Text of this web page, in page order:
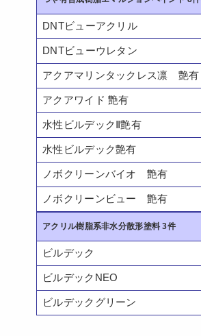
DNTビューアクリル
DNTビューウレタン
アクアマリンタックレス凛 艶有
アクアワイド 艶有
水性ビルデックⅡ艶有
水性ビルデック艶有
ノボクリーンバイオ 艶有
ノボクリーンビュー 艶有
アクリル樹脂系非水分散形塗料 3件
ビルデック
ビルデックNEO
ビルデックグリーン